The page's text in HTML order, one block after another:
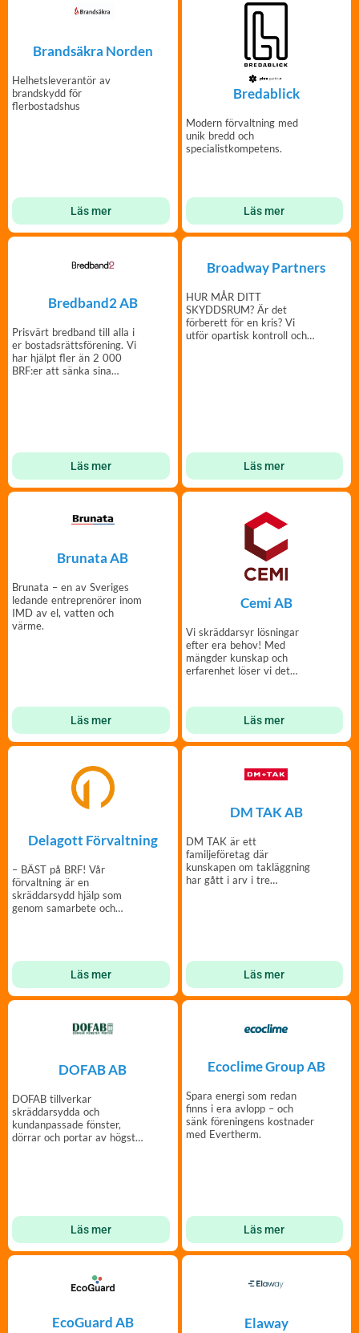
Brandsäkra Norden
Helhetsleverantör av
brandskydd för
flerbostadshus
Läs mer
Bredablick
Modern förvaltning med
unik bredd och
specialistkompetens.
Läs mer
Bredband2 AB
Prisvärt bredband till alla i
er bostadsrättsförening. Vi
har hjälpt fler än 2 000
BRF:er att sänka sina
Läs mer
Broadway Partners
HUR MÅR DITT
SKYDDSRUM? Är det
förberett för en kris? Vi
utför opartisk kontroll och
Läs mer
Brunata AB
Brunata – en av Sveriges
ledande entreprenörer inom
IMD av el, vatten och
värme.
Läs mer
Cemi AB
Vi skräddarsyr lösningar
efter era behov! Med
mängder kunskap och
erfarenhet löser vi det
Läs mer
Delagott Förvaltning
– BÄST på BRF! Vår
förvaltning är en
skräddarsydd hjälp som
genom samarbete och
Läs mer
DM TAK AB
DM TAK är ett
familjeföretag där
kunskapen om takläggning
har gått i arv i tre
Läs mer
DOFAB AB
DOFAB tillverkar
skräddarsydda och
kundanpassade fönster,
dörrar och portar av högsta
Läs mer
Ecoclime Group AB
Spara energi som redan
finns i era avlopp – och
sänk föreningens kostnader
med Evertherm.
Läs mer
EcoGuard AB Elaway